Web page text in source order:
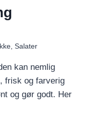
Salater
kan nemlig
frisk og farverig
og gør godt. Her